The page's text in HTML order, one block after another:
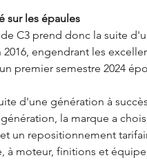
sur les épaules
C3 prend donc la suite
engendrant les
premier semestre 2024
d'une génération à
la marque a
un repositionnement
à moteur, finitions et